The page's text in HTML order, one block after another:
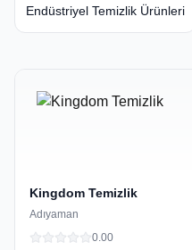
Endüstriyel Temizlik Ürünleri
Kingdom Temizlik
Adıyaman
0.00